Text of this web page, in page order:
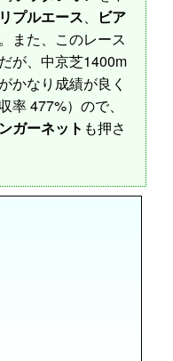
プルエース、
ビア
また、このレース
が、中京芝1400m
かなり成績が良く
率 477%）ので、
ガーネット も押さ